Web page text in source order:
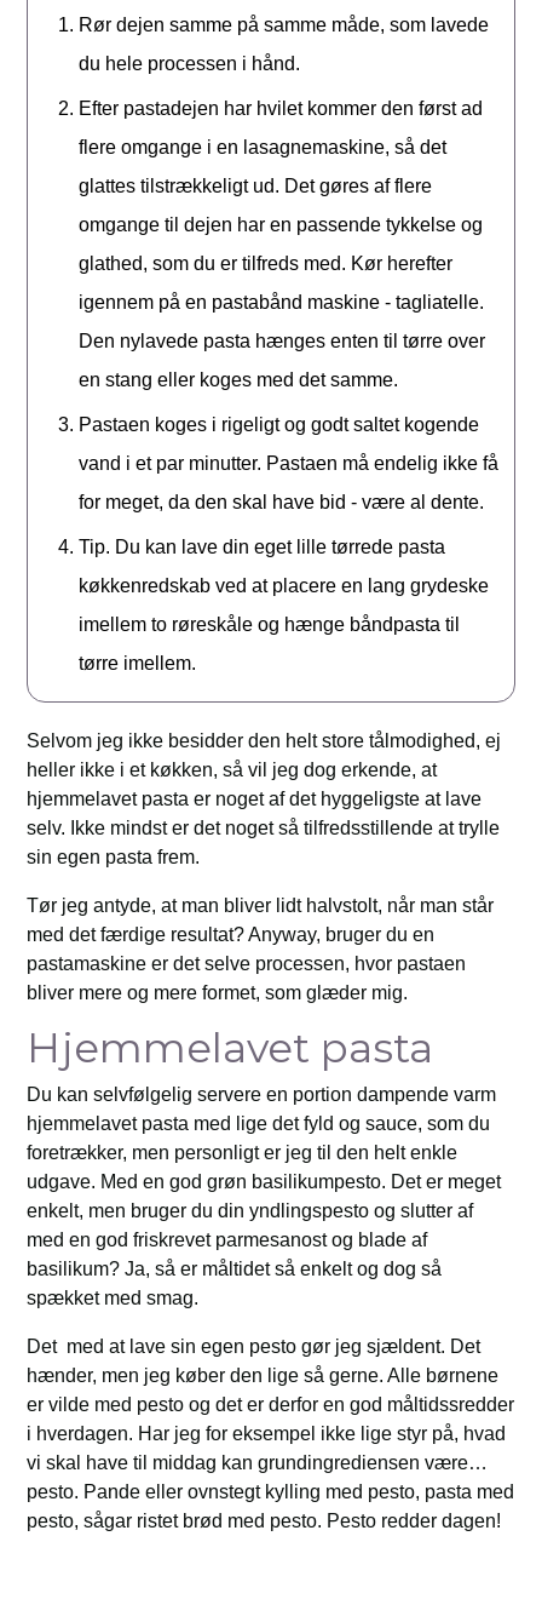
Rør dejen samme på samme måde, som lavede
du hele processen i hånd.
Efter pastadejen har hvilet kommer den først ad
flere omgange i en lasagnemaskine, så det
glattes tilstrækkeligt ud. Det gøres af flere
omgange til dejen har en passende tykkelse og
glathed, som du er tilfreds med. Kør herefter
igennem på en pastabånd maskine - tagliatelle.
Den nylavede pasta hænges enten til tørre over
en stang eller koges med det samme.
Pastaen koges i rigeligt og godt saltet kogende
vand i et par minutter. Pastaen må endelig ikke få
for meget, da den skal have bid - være al dente.
Tip. Du kan lave din eget lille tørrede pasta
køkkenredskab ved at placere en lang grydeske
imellem to røreskåle og hænge båndpasta til
tørre imellem.
Selvom jeg ikke besidder den helt store tålmodighed, ej
heller ikke i et køkken, så vil jeg dog erkende, at
hjemmelavet pasta er noget af det hyggeligste at lave
selv. Ikke mindst er det noget så tilfredsstillende at trylle
sin egen pasta frem.
Tør jeg antyde, at man bliver lidt halvstolt, når man står
med det færdige resultat? Anyway, bruger du en
pastamaskine er det selve processen, hvor pastaen
bliver mere og mere formet, som glæder mig.
Hjemmelavet pasta
Du kan selvfølgelig servere en portion dampende varm
hjemmelavet pasta med lige det fyld og sauce, som du
foretrækker, men personligt er jeg til den helt enkle
udgave. Med en god grøn basilikumpesto. Det er meget
enkelt, men bruger du din yndlingspesto og slutter af
med en god friskrevet parmesanost og blade af
basilikum? Ja, så er måltidet så enkelt og dog så
spækket med smag.
Det med at lave sin egen pesto gør jeg sjældent. Det
hænder, men jeg køber den lige så gerne. Alle børnene
er vilde med pesto og det er derfor en god måltidssredder
i hverdagen. Har jeg for eksempel ikke lige styr på, hvad
vi skal have til middag kan grundingrediensen være…
pesto. Pande eller ovnstegt kylling med pesto, pasta med
pesto, sågar ristet brød med pesto. Pesto redder dagen!